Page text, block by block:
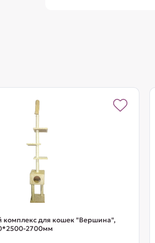
комплекс для кошек "Вершина",
2700мм